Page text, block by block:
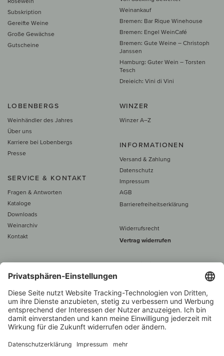
Subskription
Gereifte Weine
Große Gewächse
Gutscheine
Weinankauf
Bremen: Bar Rique Winehouse
Bremen: Engel WeinCafé
Bremen: Gute Weine – Christoph
Janssen
Hamburg: Guter Wein – Torsten
Tesch
Dreieich: Vini di Vini
LOBENBERGS
Weinhändler des Jahres
Über uns
Karriere bei Lobenbergs
Presse
SERVICE & KONTAKT
Fragen & Antworten
Kataloge
Downloads
Weinarchiv
Kontakt
WINZER
Winzer A–Z
INFORMATIONEN
Versand & Zahlung
Datenschutz
Impressum
AGB
Barrierefreiheitserklärung
Widerrufsrecht
Vertrag widerrufen
Alle Preise inkl. MwSt., zzgl. 5 €
60 € versand­kosten­
Beratung unter